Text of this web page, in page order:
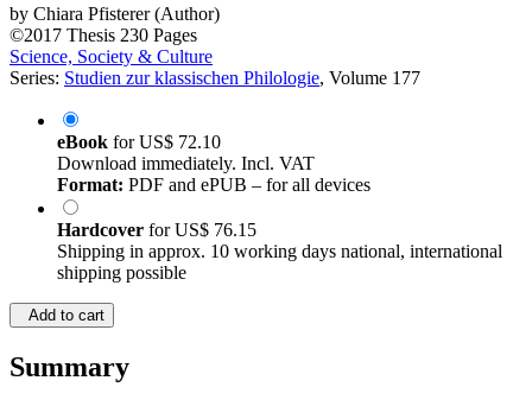
by Chiara Pfisterer (Author)
©2017 Thesis 230 Pages
Science, Society & Culture
Series: Studien zur klassischen Philologie, Volume 177
eBook forUS$ 72.10
Download immediately. Incl. VAT
Format: PDF and ePUB – for all devices
Hardcover forUS$ 76.15
Shipping in approx. 10 working days national, international
shipping possible
Add to cart
Summary